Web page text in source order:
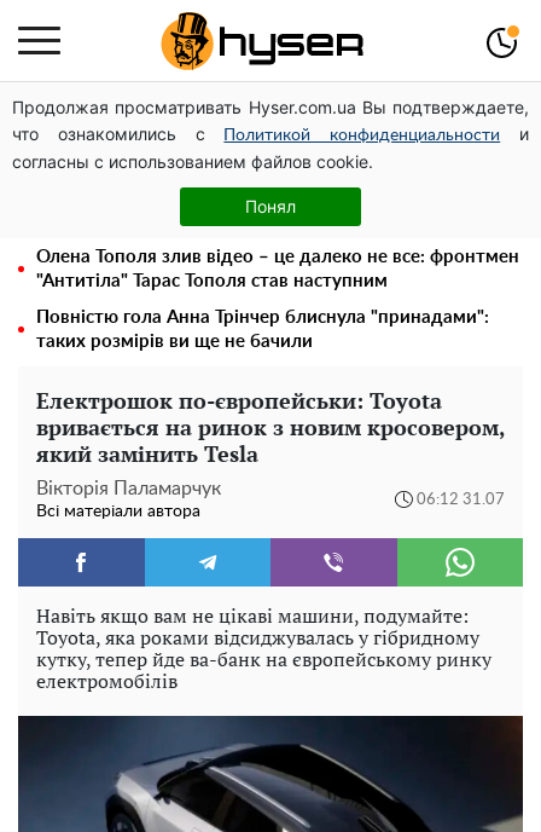
Продолжая просматривать Hyser.com.ua Вы подтверждаете,
что ознакомились с
Политикой конфиденциальности
и
согласны с использованием файлов cookie.
Понял
Посол ОБСЄ вдруге відвідав місце російського удару
по житловому будинку на Подолі
Дрони із націнкою: Олександр Конотопський вивів
мільйони оборонного бюджету через фіктивну фірму в
Олена Тополя злив відео – це далеко не все: фронтмен
"Антитіла" Тарас Тополя став наступним
Повністю гола Анна Трінчер блиснула "принадами":
таких розмірів ви ще не бачили
Електрошок по-європейськи: Toyota
вривається на ринок з новим кросовером,
який замінить Tesla
Вікторія Паламарчук
Всі матеріали автора
06:12 31.07
Навіть якщо вам не цікаві машини, подумайте:
Toyota, яка роками відсиджувалась у гібридному
кутку, тепер йде ва-банк на європейському ринку
електромобілів